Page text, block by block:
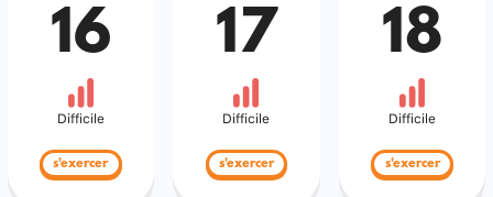
16
Difficile
s'exercer
17
Difficile
s'exercer
18
Difficile
s'exercer